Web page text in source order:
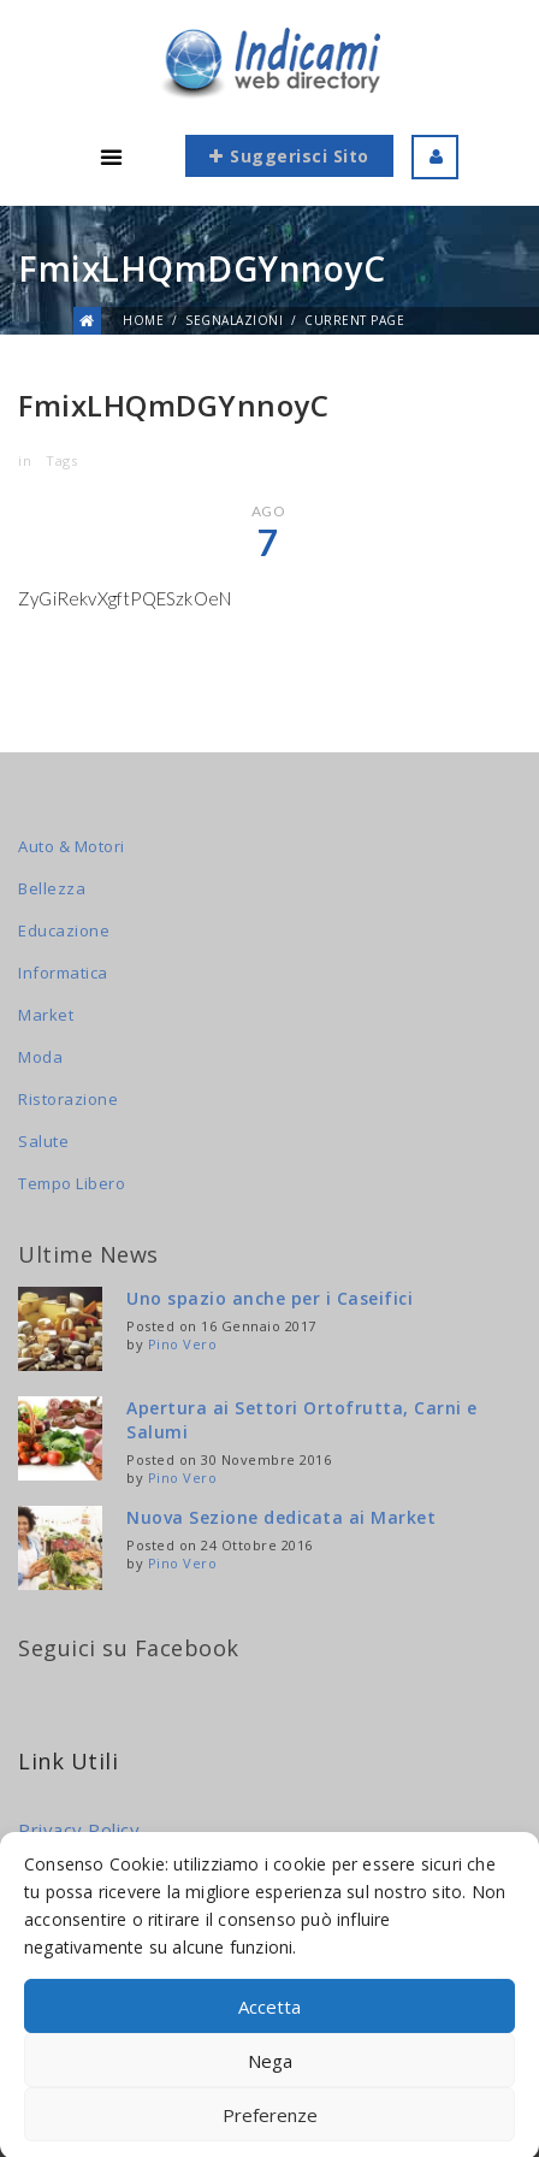
Consenso Cookie: utilizziamo i cookie per essere sicuri che
tu possa ricevere la migliore esperienza sul nostro sito. Non
acconsentire o ritirare il consenso può influire
negativamente su alcune funzioni.
Accetta
Nega
Preferenze
Suggerisci Sito
FmixLHQmDGYnnoyC
HOME SEGNALAZIONI CURRENT PAGE
FmixLHQmDGYnnoyC
in Tags
AGO
7
ZyGiRekvXgftPQESzkOeN
Auto & Motori
Bellezza
Educazione
Informatica
Market
Moda
Ristorazione
Salute
Tempo Libero
Ultime News
Uno spazio anche per i Caseifici
Posted on 16 Gennaio 2017
by Pino Vero
Apertura ai Settori Ortofrutta, Carni e
Salumi
Posted on 30 Novembre 2016
by Pino Vero
Nuova Sezione dedicata ai Market
Posted on 24 Ottobre 2016
by Pino Vero
Seguici su Facebook
Link Utili
Privacy Policy
Cookie Policy
MADE WEB SOLUTIONS